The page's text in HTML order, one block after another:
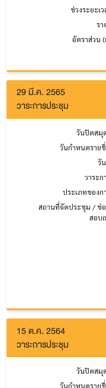
ช่วงระยะเ
รา
อัตราส่วน
29 มี.ค. 2565
วาระการประชุม
วันปิดสมุ
วันกำหนดราย
วั
วาระ
ประเภทของก
สถานที่จัดประชุม / ช่อ
สอบ
15 ต.ค. 2564
วาระการประชุม
วันปิดสมุ
วันกำหนดราย